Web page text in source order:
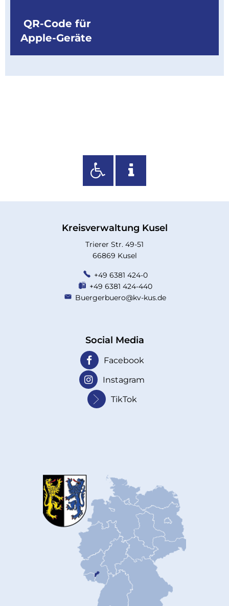
QR-Code für
Apple-Geräte
Kreisverwaltung Kusel
Trierer Str. 49-51
66869 Kusel
+49 6381 424-0
+49 6381 424-440
Buergerbuero@kv-kus.de
Social Media
Facebook
Instagram
TikTok